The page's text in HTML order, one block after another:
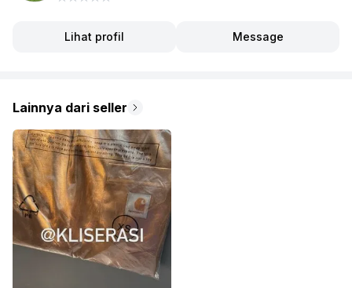
Lainnya dari seller
Lihat profil Message